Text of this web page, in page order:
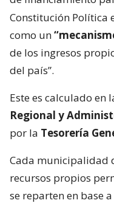
Constitución Política
como un
de los ingresos
del país”.
Este es calculado en
Regional y
por la Tesorería
Cada municipalidad
recursos propios
se reparten en base